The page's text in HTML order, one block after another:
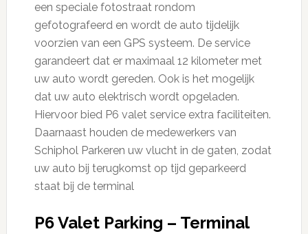
een speciale fotostraat rondom
gefotografeerd en wordt de auto tijdelijk
voorzien van een GPS systeem. De service
garandeert dat er maximaal 12 kilometer met
uw auto wordt gereden. Ook is het mogelijk
dat uw auto elektrisch wordt opgeladen.
Hiervoor bied P6 valet service extra faciliteiten.
Daarnaast houden de medewerkers van
Schiphol Parkeren uw vlucht in de gaten, zodat
uw auto bij terugkomst op tijd geparkeerd
staat bij de terminal
P6 Valet Parking – Terminal